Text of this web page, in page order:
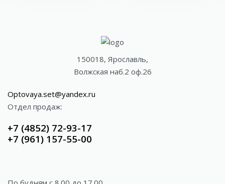
150018, Ярославль,
Волжская наб.2 оф.26
Optovaya.set@yandex.ru
Отдел продаж:
+7 (4852) 72-93-17
+7 (961) 157-55-00